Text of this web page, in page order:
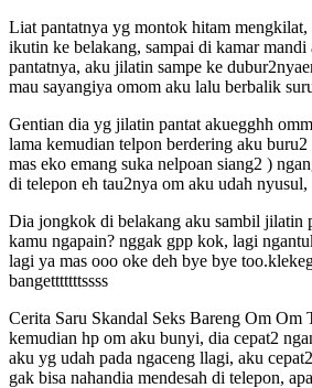
Liat pantatnya yg montok hitam
ikutin ke belakang, sampai di kamar
pantatnya, aku jilatin sampe ke
mau sayangiya omom aku lalu berbalik
Gentian dia yg jilatin pantat akuegghh
lama kemudian telpon berdering aku
mas eko emang suka nelpoan siang2 )
di telepon eh tau2nya om aku udah nyusul,
Dia jongkok di belakang aku sambil jilatin
kamu ngapain? nggak gpp kok, lagi
lagi ya mas ooo oke deh bye bye
bangetttttttssss
Cerita Saru Skandal Seks Bareng Om Om
kemudian hp om aku bunyi, dia cepat2
aku yg udah pada ngaceng llagi, aku
gak bisa nahandia mendesah di telepon,